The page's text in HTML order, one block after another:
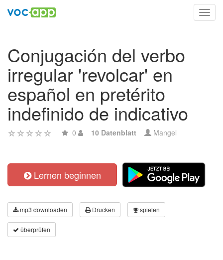
Conjugación del verbo
irregular 'revolcar' en
español en pretérito
indefinido de indicativo
0 10 Datenblatt Mangel
Lernen beginnen
mp3 downloaden Drucken spielen
überprüfen